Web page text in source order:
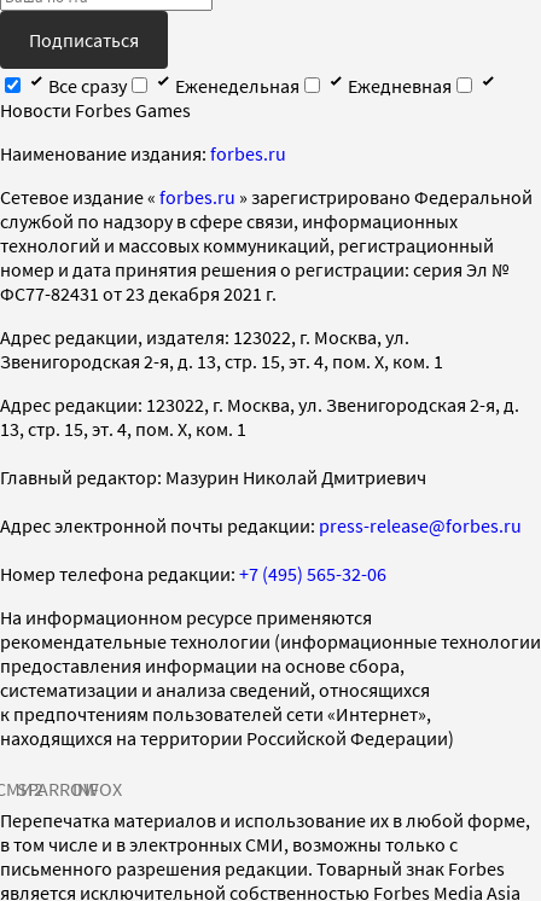
Подписаться
Все сразу
Еженедельная
Ежедневная
Новости Forbes Games
Наименование издания: forbes.ru
Cетевое издание « forbes.ru » зарегистрировано Федеральной
службой по надзору в сфере связи, информационных
технологий и массовых коммуникаций, регистрационный
номер и дата принятия решения о регистрации: серия Эл №
ФС77-82431 от 23 декабря 2021 г.
Адрес редакции, издателя: 123022, г. Москва, ул.
Звенигородская 2-я, д. 13, стр. 15, эт. 4, пом. X, ком. 1
Адрес редакции: 123022, г. Москва, ул. Звенигородская 2-я, д.
13, стр. 15, эт. 4, пом. X, ком. 1
Главный редактор: Мазурин Николай Дмитриевич
Адрес электронной почты редакции: press-release@forbes.ru
Номер телефона редакции: +7 (495) 565-32-06
На информационном ресурсе применяются
рекомендательные технологии (информационные технологии
предоставления информации на основе сбора,
систематизации и анализа сведений, относящихся
к предпочтениям пользователей сети «Интернет»,
находящихся на территории Российской Федерации)
SPARROWINFOX
Перепечатка материалов и использование их в любой форме,
в том числе и в электронных СМИ, возможны только с
письменного разрешения редакции. Товарный знак Forbes
является исключительной собственностью Forbes Media Asia